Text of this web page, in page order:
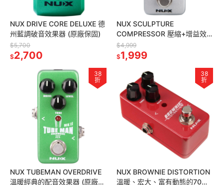
NUX DRIVE CORE DELUXE 德
州藍調破音效果器 (原廠保固)
$5,700
$2,700
NUX SCULPTURE
COMPRESSOR 壓縮+增益效
果器 (原廠保固)
$4,999
$1,999
38
折
NUX TUBEMAN OVERDRIVE
溫暖經典的配音效果器 (原廠保
38
折
NUX BROWNIE DISTORTION
溫暖、宏大、富有動態的70年